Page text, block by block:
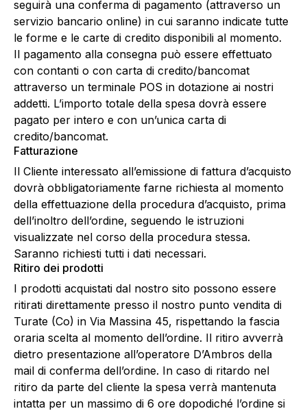
seguirà una conferma di pagamento (attraverso un
servizio bancario online) in cui saranno indicate tutte
le forme e le carte di credito disponibili al momento.
Il pagamento alla consegna può essere effettuato
con contanti o con carta di credito/bancomat
attraverso un terminale POS in dotazione ai nostri
addetti. L’importo totale della spesa dovrà essere
pagato per intero e con un’unica carta di
credito/bancomat.
Fatturazione
Il Cliente interessato all’emissione di fattura d’acquisto
dovrà obbligatoriamente farne richiesta al momento
della effettuazione della procedura d’acquisto, prima
dell’inoltro dell’ordine, seguendo le istruzioni
visualizzate nel corso della procedura stessa.
Saranno richiesti tutti i dati necessari.
Ritiro dei prodotti
I prodotti acquistati dal nostro sito possono essere
ritirati direttamente presso il nostro punto vendita di
Turate (Co) in Via Massina 45, rispettando la fascia
oraria scelta al momento dell’ordine. Il ritiro avverrà
dietro presentazione all’operatore D’Ambros della
mail di conferma dell’ordine. In caso di ritardo nel
ritiro da parte del cliente la spesa verrà mantenuta
intatta per un massimo di 6 ore dopodiché l’ordine si